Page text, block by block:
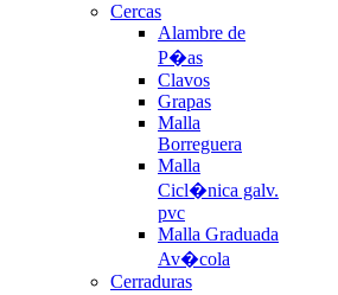
Cercas
Alambre de
P�as
Clavos
Grapas
Malla
Borreguera
Malla
Cicl�nica galv.
pvc
Malla Graduada
Av�cola
Cerraduras